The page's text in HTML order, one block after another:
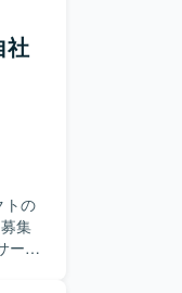
実
社
トの
集